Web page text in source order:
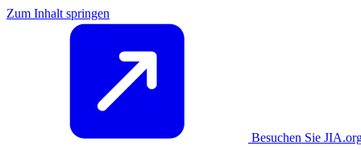
Zum Inhalt springen
Besuchen Sie